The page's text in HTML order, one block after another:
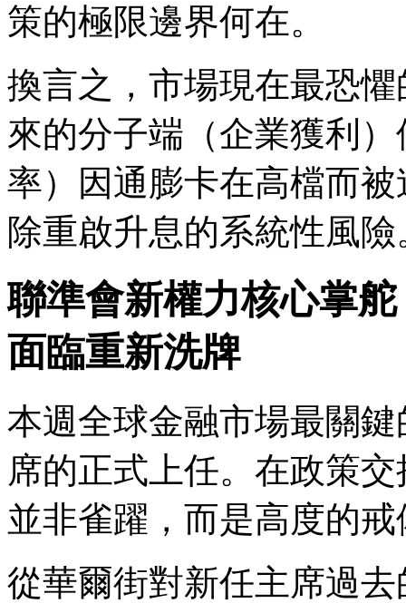
策的極限邊界何在。
換言之，市場現在最恐
來的分子端（企業獲利
率）因通膨卡在高檔而
除重啟升息的系統性風險
聯準會新權力核心掌
面臨重新洗牌
本週全球金融市場最關
席的正式上任。在政策
並非雀躍，而是高度的
從華爾街對新任主席過